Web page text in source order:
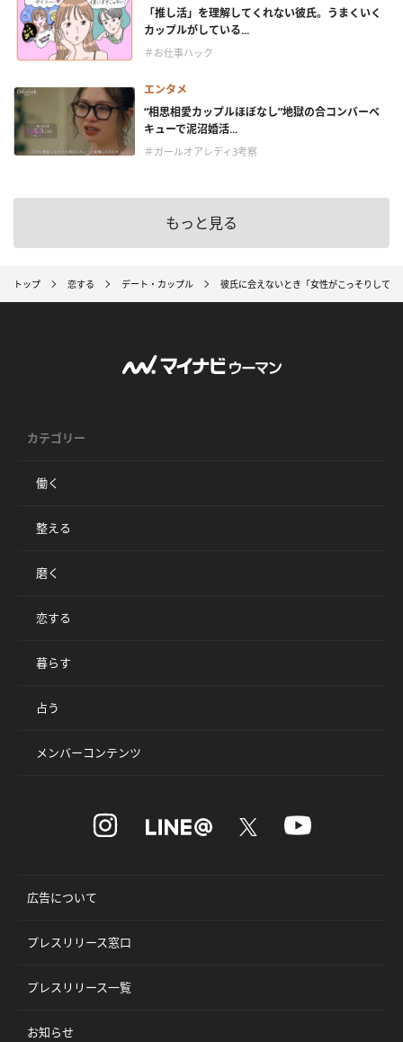
「推し活」を理解してくれない彼氏。うまくいく
カップルがしている...
＃お仕事ハック
エンタメ
“相思相愛カップルほぼなし”地獄の合コンバーベ
キューで泥沼婚活...
＃ガールオアレディ3考察
もっと見る
トップ 恋する デート・カップル 彼氏に会えないとき「女性がこっそりしてい
カテゴリー
働く
整える
磨く
恋する
暮らす
占う
メンバーコンテンツ
広告について
プレスリリース窓口
プレスリリース一覧
お知らせ